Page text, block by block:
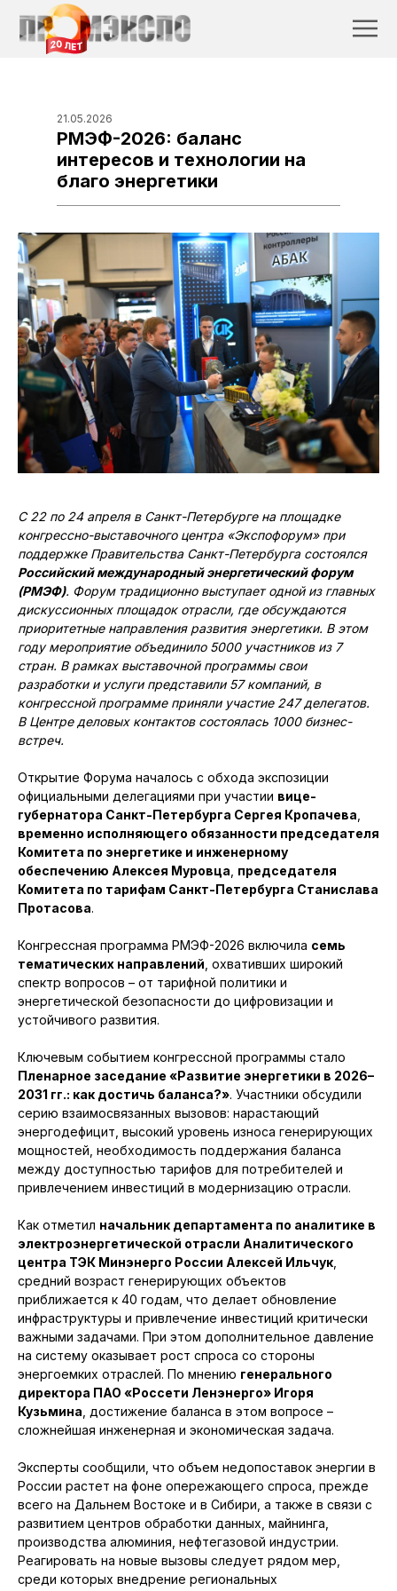
21.05.2026
РМЭФ-2026: баланс
интересов и технологии на
благо энергетики
С 22 по 24 апреля в Санкт-Петербурге на площадке
конгрессно-выставочного центра «Экспофорум» при
поддержке Правительства Санкт-Петербурга состоялся
Российский международный энергетический форум
(РМЭФ). Форум традиционно выступает одной из главных
дискуссионных площадок отрасли, где обсуждаются
приоритетные направления развития энергетики. В этом
году мероприятие объединило 5000 участников из 7
стран. В рамках выставочной программы свои
разработки и услуги представили 57 компаний, в
конгрессной программе приняли участие 247 делегатов.
В Центре деловых контактов состоялась 1000 бизнес-
встреч.
Открытие Форума началось с обхода экспозиции
официальными делегациями при участии вице-
губернатора Санкт-Петербурга Сергея Кропачева
временно исполняющего обязанности председателя
Комитета по энергетике и инженерному
обеспечению Алексея Муровца председателя
Комитета по тарифам Санкт-Петербурга Станислава
Протасова.
Конгрессная программа РМЭФ-2026 включила семь
тематических направлений , охвативших широкий
спектр вопросов – от тарифной политики и
энергетической безопасности до цифровизации и
устойчивого развития.
Ключевым событием конгрессной программы стало
Пленарное заседание «Развитие энергетики в 2026–
2031 гг.: как достичь баланса?». Участники обсудили
серию взаимосвязанных вызовов: нарастающий
энергодефицит, высокий уровень износа генерирующих
мощностей, необходимость поддержания баланса
между доступностью тарифов для потребителей и
привлечением инвестиций в модернизацию отрасли.
Как отметил начальник департамента по аналитике в
электроэнергетической отрасли Аналитического
центра ТЭК Минэнерго России Алексей Ильчук
средний возраст генерирующих объектов
приближается к 40 годам, что делает обновление
инфраструктуры и привлечение инвестиций критически
важными задачами. При этом дополнительное давление
на систему оказывает рост спроса со стороны
энергоемких отраслей. По мнению генерального
директора ПАО «Россети Ленэнерго» Игоря
Кузьмина , достижение баланса в этом вопросе –
сложнейшая инженерная и экономическая задача.
Эксперты сообщили, что объем недопоставок энергии в
России растет на фоне опережающего спроса, прежде
всего на Дальнем Востоке и в Сибири, а также в связи с
развитием центров обработки данных, майнинга,
производства алюминия, нефтегазовой индустрии.
Реагировать на новые вызовы следует рядом мер,
среди которых внедрение региональных